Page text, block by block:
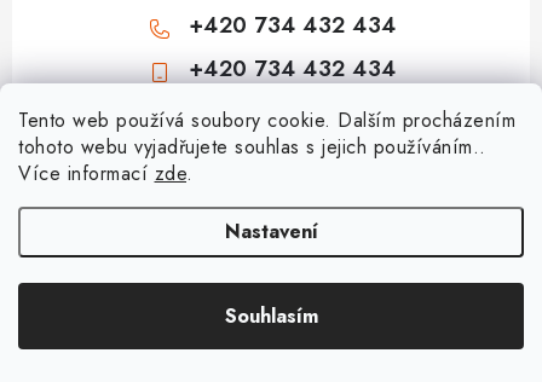
Tento web používá soubory cookie. Dalším procházením
tohoto webu vyjadřujete souhlas s jejich používáním..
Více informací zde.
Nastavení
Souhlasím
+420 734 432 434
+420 734 432 434
Informace pro vás
Nezámrzný venkovní ventil Kemper Frosti-Plus: Jak funguje a jak na
obchod.wespo.cz. Všechna práva vyhrazena.